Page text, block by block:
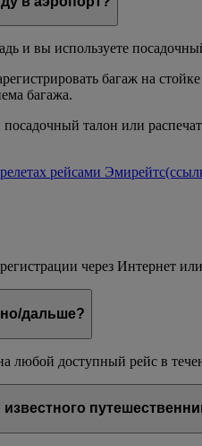
и вы используете
багаж на
багажа.
талон или
рейсами Эмирейтс
через Интернет
дальше?
любой доступный рейс в